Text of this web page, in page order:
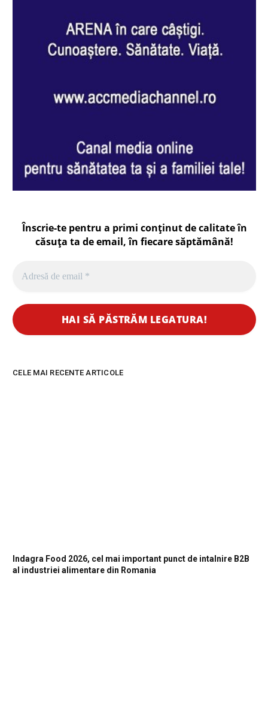
Înscrie-te pentru a primi conținut de calitate în
căsuța ta de email, în fiecaresăptămână!
CELE MAI RECENTE ARTICOLE
Indagra Food 2026, cel mai important punct de intalnire B2B
al industriei alimentare din Romania